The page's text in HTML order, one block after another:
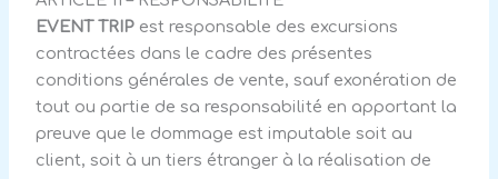
EVENT TRIP est responsable des excursions
contractées dans le cadre des présentes
conditions générales de vente, sauf exonération de
tout ou partie de sa responsabilité en apportant la
preuve que le dommage est imputable soit au
client, soit à un tiers étranger à la réalisation de